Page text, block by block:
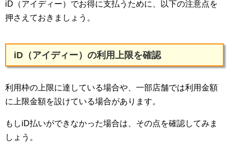
iD（アイディー）でお得に支払うために、以下の注意点を
押さえておきましょう。
iD（アイディー）の利用上限を確認
利用枠の上限に達している場合や、一部店舗では利用金額
に上限金額を設けている場合があります。
もしiD払いができなかった場合は、その点を確認してみま
しょう。